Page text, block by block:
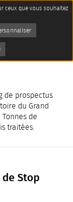
est désactivé.
de prospectus
du Grand
de
traitées.
Stop
ceux que vous souhaitez